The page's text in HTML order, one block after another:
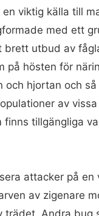
viktig källa till
med ett
utbud av
på hösten för
hjortan och
av
tillgängliga
attacker på en
av zigenare